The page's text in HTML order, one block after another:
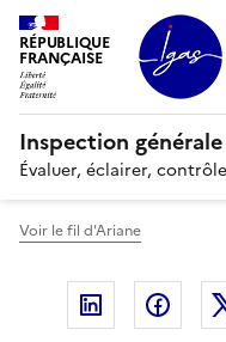
Panneau de gestion des
RÉPUBLIQUE
FRANÇAISE
Inspection
Évaluer, éclairer,
Voir le fil d'Ariane
Linkedin